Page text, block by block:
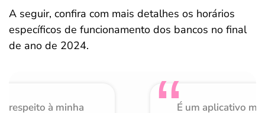
A seguir, confira com mais detalhes os horários
específicos de funcionamento dos bancos no final
de ano de 2024.
respeito à minha É um aplicativo